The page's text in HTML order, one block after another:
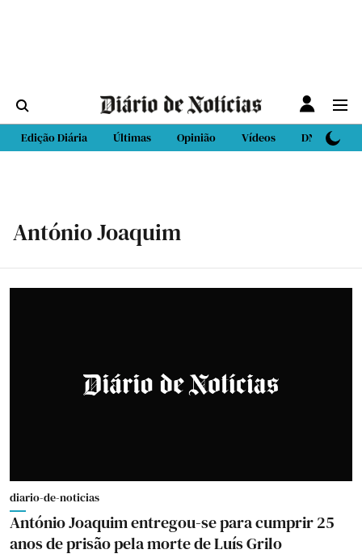
Edição Diária Últimas Opinião Vídeos DN Sport
António Joaquim
diario-de-noticias
António Joaquim entregou-se para cumprir 25
anos de prisão pela morte de Luís Grilo